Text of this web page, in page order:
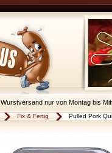
Wurstversand nur von Montag bis
Fix & Fertig Pulled Pork